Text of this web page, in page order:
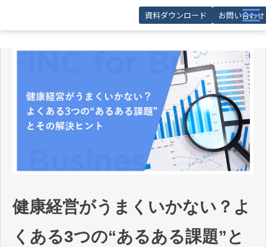
資料ダウンロード お問い合わせ
お役立ち記事
お役立ち資料
健康経営がうまくいかない？よ
くある3つの“あるある課題”と